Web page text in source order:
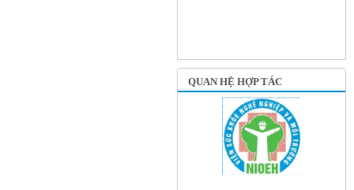
QUAN HỆ HỢP TÁC